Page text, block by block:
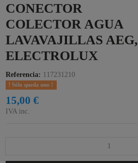
CONECTOR
COLECTOR AGUA
LAVAVAJILLAS AEG,
ELECTROLUX
Referencia: 117231210
Sólo queda uno !
15,00 €
IVA inc.